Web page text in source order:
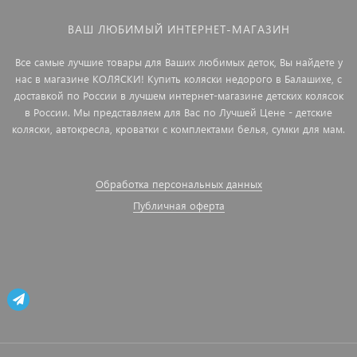
ВАШ ЛЮБИМЫЙ ИНТЕРНЕТ-МАГАЗИН
Все самые лучшие товары для Ваших любимых деток, Вы найдете у
нас в магазине КОЛЯСКИ! Купить коляски недорого в Балашихе, с
доставкой по России в лучшем интернет-магазине детских колясок
в России. Мы представляем для Вас по Лучшей Цене - детские
коляски, автокресла, кроватки с комплектами белья, сумки для мам.
Обработка персональных данных
Публичная оферта